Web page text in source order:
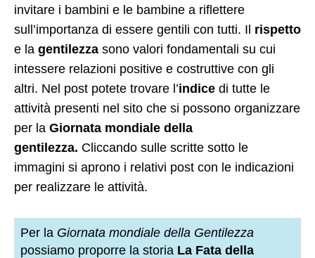
invitare i bambini e le bambine a riflettere
sull’importanza di essere gentili con tutti. Il rispetto
e la gentilezza sono valori fondamentali su cui
intessere relazioni positive e costruttive con gli
altri. Nel post potete trovare l’indice di tutte le
attività presenti nel sito che si possono organizzare
per la Giornata mondiale della
gentilezza. Cliccando sulle scritte sotto le
immagini si aprono i relativi post con le indicazioni
per realizzare le attività.
Per la Giornata mondiale della Gentilezza
possiamo proporre la storia La Fata della